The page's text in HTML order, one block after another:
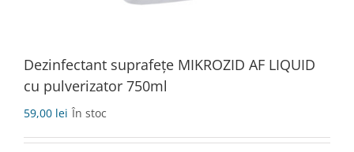
Dezinfectant suprafețe MIKROZID AF LIQUID
cu pulverizator 750ml
59,00 lei În stoc